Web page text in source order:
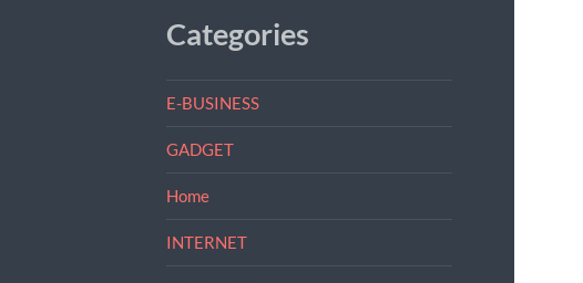
Categories
E-BUSINESS
GADGET
Home
INTERNET